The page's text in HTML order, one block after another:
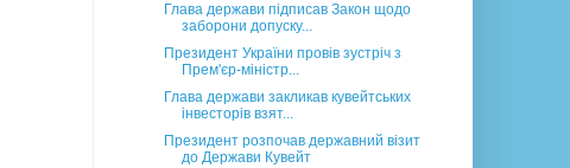
Глава держави підписав Закон щодо
заборони допуску...
Президент України провів зустріч з
Прем'єр-міністр...
Глава держави закликав кувейтських
інвесторів взят...
Президент розпочав державний візит
до Держави Кувейт